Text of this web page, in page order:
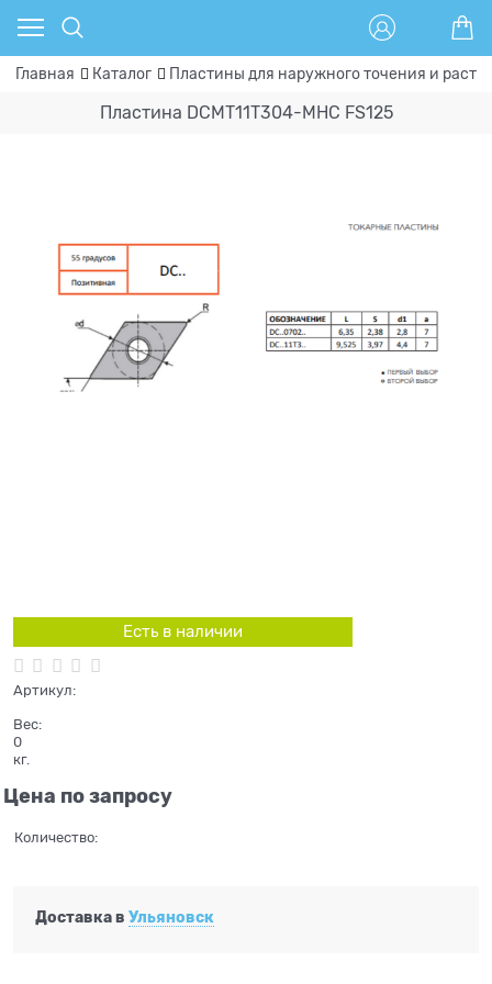
Главная Каталог Пластины для наружного точения и
Пластина DCMT11T304-MHC FS125
Есть в наличии
Артикул:
Вес:
0
кг.
Цена по запросу
Количество:
Доставка в Ульяновск